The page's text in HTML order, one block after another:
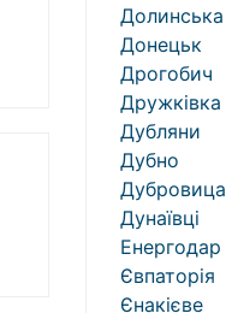
Долинська
Донецьк
Дрогобич
Дружківка
Дубляни
Дубно
Дубровица
Дунаївці
Енергодар
Євпаторія
Єнакієве